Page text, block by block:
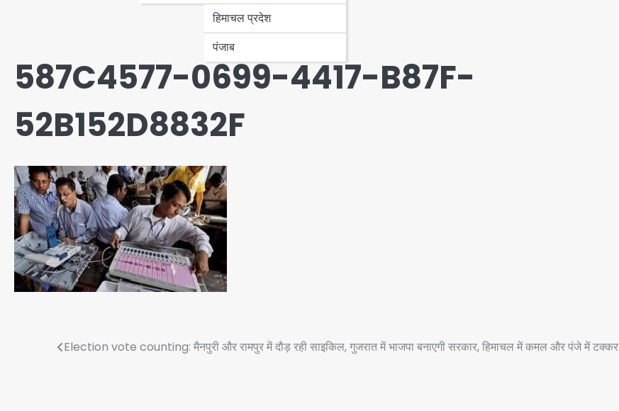
हिमाचल प्रदेश
पंजाब
587C4577-0699-4417-B87F-
52B152D8832F
Election vote counting: मैनपुरी और रामपुर में दौड़ रही साइकिल, गुजरात में भाजपा बनाएगी सरकार, हिमाचल में कमल और पंजे में टक्कर